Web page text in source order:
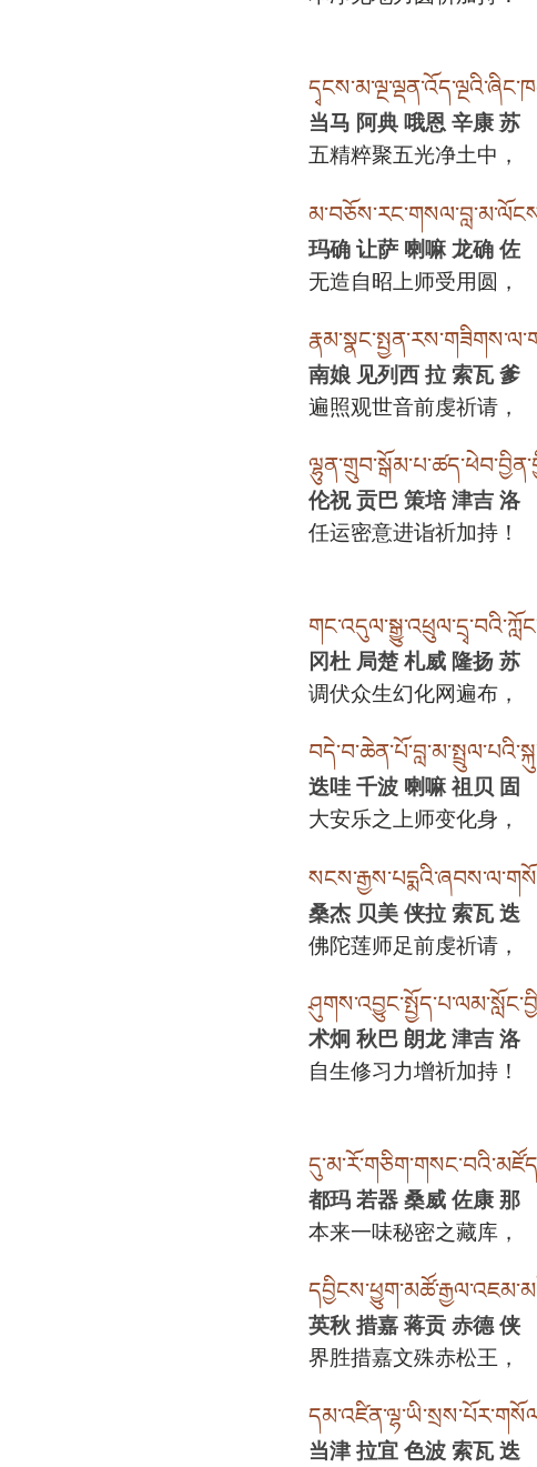
当马 阿典 哦恩 辛康 苏
五精粹聚五光净土中，
玛确 让萨 喇嘛 龙确 佐
无造自昭上师受用圆，
南娘 见列西 拉 索瓦 爹
遍照观世音前虔祈请，
伦祝 贡巴 策培 津吉 洛
任运密意进诣祈加持！
冈杜 局楚 札威 隆扬 苏
调伏众生幻化网遍布，
迭哇 千波 喇嘛 祖贝 固
大安乐之上师变化身，
桑杰 贝美 侠拉 索瓦 迭
佛陀莲师足前虔祈请，
术炯 秋巴 朗龙 津吉 洛
自生修习力增祈加持！
都玛 若器 桑威 佐康 那
本来一味秘密之藏库，
英秋 措嘉 蒋贡 赤德 侠
界胜措嘉文殊赤松王，
当津 拉宜 色波 索瓦 迭